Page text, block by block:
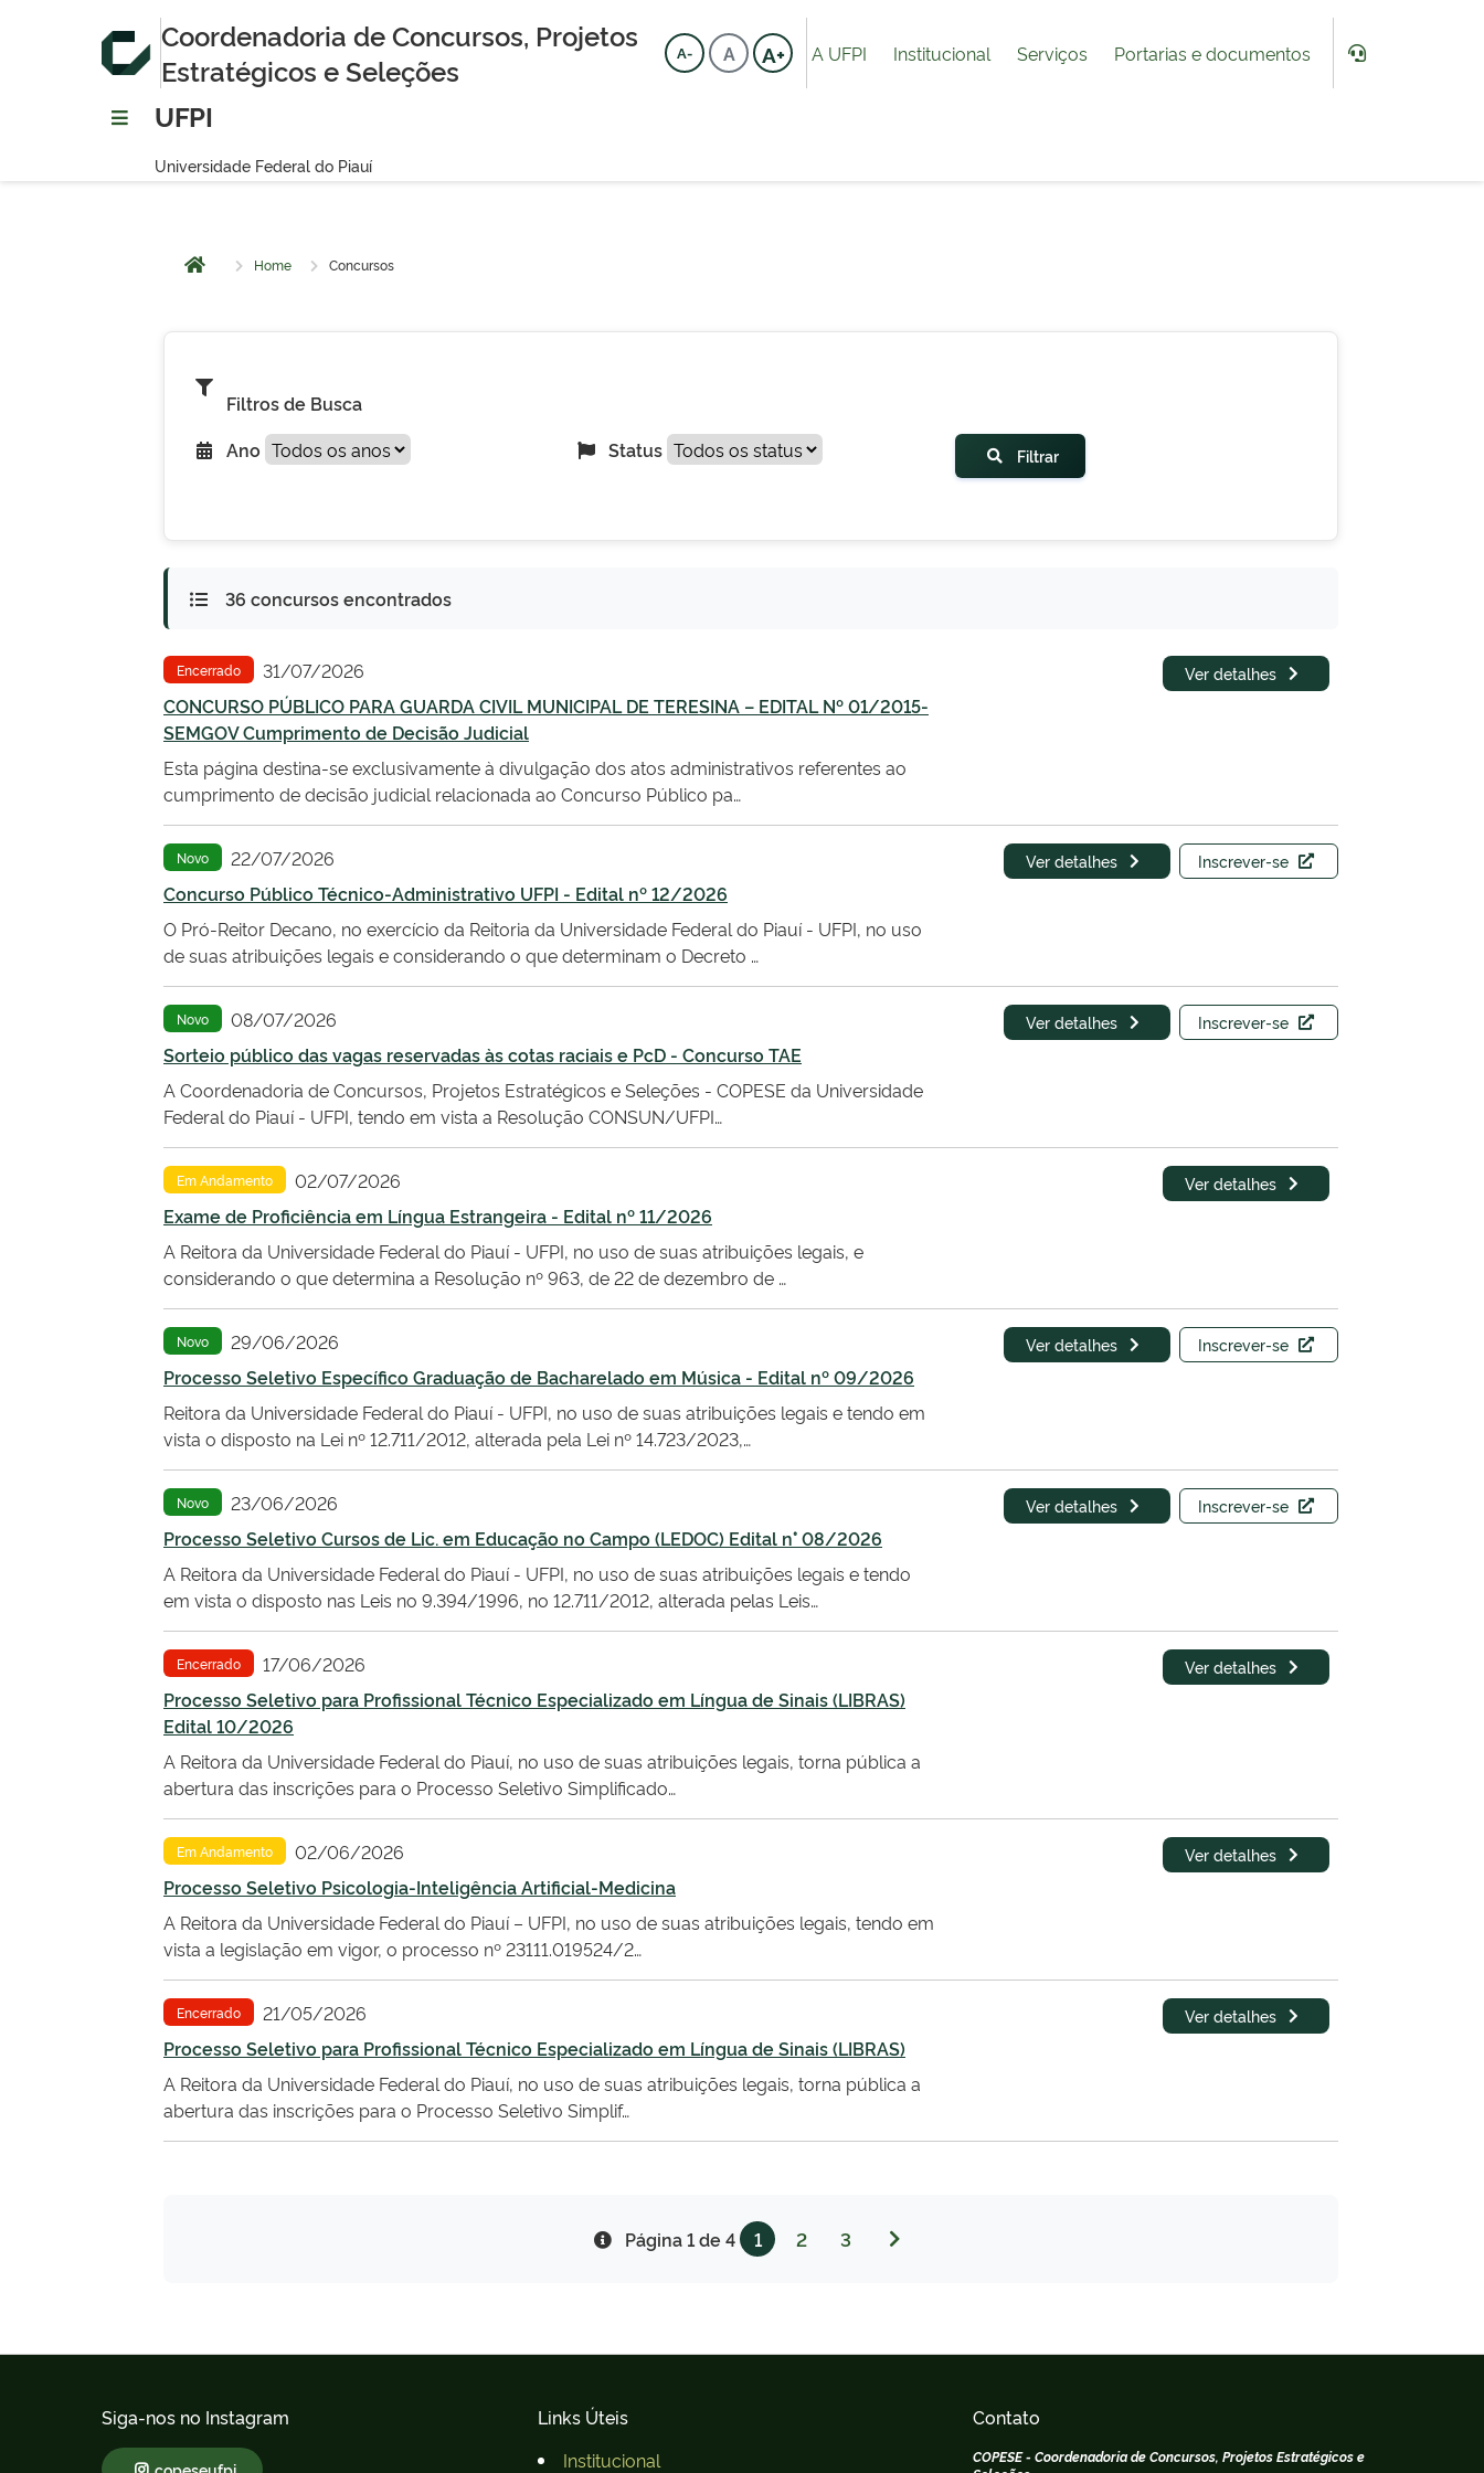
Coordenadoria de Concursos, Projetos
Estratégicos e Seleções
A- A A+ A UFPI Institucional Serviços Portarias e documentos
UFPI
Universidade Federal do Piauí
Página inicial
Home Concursos
Filtros de Busca
Ano
Status Filtrar
36 concursos encontrados
Encerrado
31/07/2026
CONCURSO PÚBLICO PARA GUARDA CIVIL MUNICIPAL DE TERESINA – EDITAL Nº 01/2015-
SEMGOV Cumprimento de Decisão Judicial
Esta página destina-se exclusivamente à divulgação dos atos administrativos referentes ao
cumprimento de decisão judicial relacionada ao Concurso Público pa…
Ver detalhes
Novo
22/07/2026
Concurso Público Técnico-Administrativo UFPI - Edital nº 12/2026
O Pró-Reitor Decano, no exercício da Reitoria da Universidade Federal do Piauí - UFPI, no uso
de suas atribuições legais e considerando o que determinam o Decreto …
Ver detalhes Inscrever-se
Novo
08/07/2026
Sorteio público das vagas reservadas às cotas raciais e PcD - Concurso TAE
A Coordenadoria de Concursos, Projetos Estratégicos e Seleções - COPESE da Universidade
Federal do Piauí - UFPI, tendo em vista a Resolução CONSUN/UFPI…
Ver detalhes Inscrever-se
Em Andamento
02/07/2026
Exame de Proficiência em Língua Estrangeira - Edital nº 11/2026
A Reitora da Universidade Federal do Piauí - UFPI, no uso de suas atribuições legais, e
considerando o que determina a Resolução nº 963, de 22 de dezembro de …
Ver detalhes
Novo
29/06/2026
Processo Seletivo Específico Graduação de Bacharelado em Música - Edital nº 09/2026
Reitora da Universidade Federal do Piauí - UFPI, no uso de suas atribuições legais e tendo em
vista o disposto na Lei nº 12.711/2012, alterada pela Lei nº 14.723/2023,…
Ver detalhes Inscrever-se
Novo
23/06/2026
Processo Seletivo Cursos de Lic. em Educação no Campo (LEDOC) Edital n° 08/2026
A Reitora da Universidade Federal do Piauí - UFPI, no uso de suas atribuições legais e tendo
em vista o disposto nas Leis no 9.394/1996, no 12.711/2012, alterada pelas Leis…
Ver detalhes Inscrever-se
Encerrado
17/06/2026
Processo Seletivo para Profissional Técnico Especializado em Língua de Sinais (LIBRAS)
Edital 10/2026
A Reitora da Universidade Federal do Piauí, no uso de suas atribuições legais, torna pública a
abertura das inscrições para o Processo Seletivo Simplificado…
Ver detalhes
Em Andamento
02/06/2026
Processo Seletivo Psicologia-Inteligência Artificial-Medicina
A Reitora da Universidade Federal do Piauí – UFPI, no uso de suas atribuições legais, tendo em
vista a legislação em vigor, o processo nº 23111.019524/2…
Ver detalhes
Encerrado
21/05/2026
Processo Seletivo para Profissional Técnico Especializado em Língua de Sinais (LIBRAS)
A Reitora da Universidade Federal do Piauí, no uso de suas atribuições legais, torna pública a
abertura das inscrições para o Processo Seletivo Simplif…
Ver detalhes
Página 1 de 4 1 2 3
Siga-nos no Instagram
Links Úteis
Institucional
Contato
COPESE - Coordenadoria de Concursos, Projetos Estratégicos e